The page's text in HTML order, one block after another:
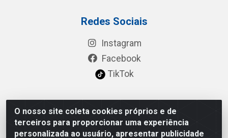
O nosso site coleta cookies próprios e de
terceiros para proporcionar uma experiência
personalizada ao usuário, apresentar publicidade
Redes Sociais
Instagram
Facebook
TikTok
Baixe já nosso APP